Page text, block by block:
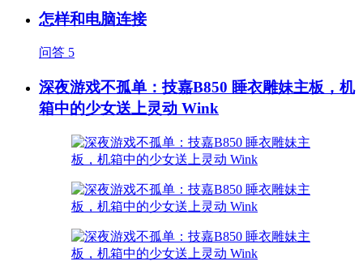
怎样和电脑连接
问答 5
深夜游戏不孤单：技嘉B850 睡衣雕妹主板，机
箱中的少女送上灵动 Wink